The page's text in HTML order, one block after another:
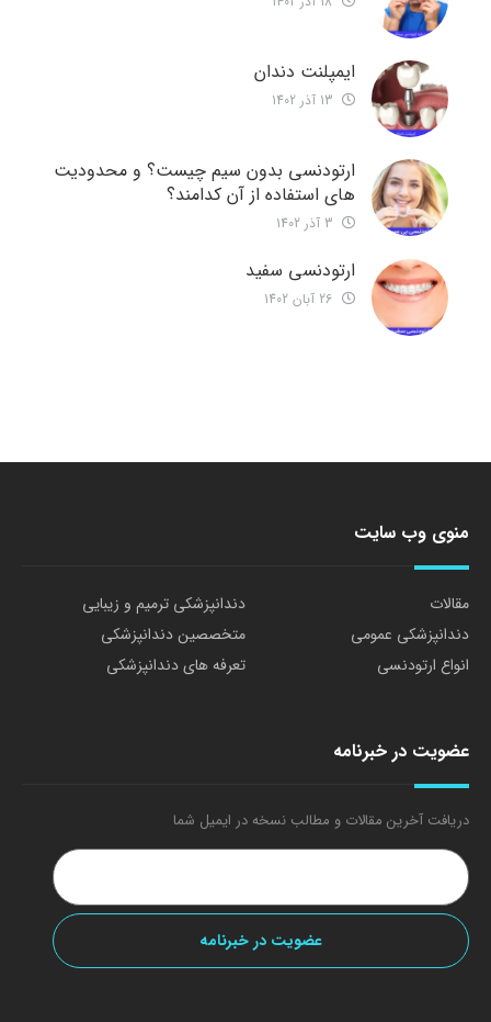
ایمپلنت دندان
ارتودنسی بدون سیم چیست؟ و محدودیت
های استفاده از آن کدامند؟
ارتودنسی سفید
منوی وب سایت
مقالات
دندانپزشکی ترمیم و زیبایی
دندانپزشکی عمومی
متخصصین دندانپزشکی
انواع ارتودنسی
تعرفه های دندانپزشکی
عضویت در خبرنامه
دریافت آخرین مقالات و مطالب نسخه در ایمیل شما